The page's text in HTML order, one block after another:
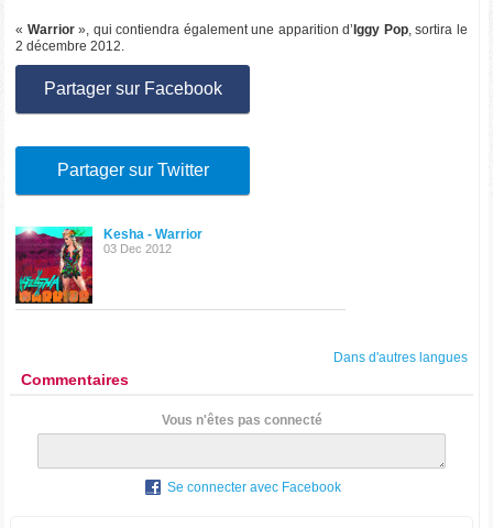
« Warrior», qui contiendra également une apparition d’ Iggy Pop, sortira le
2 décembre 2012.
Partager sur Facebook
Partager sur Twitter
Kesha - Warrior
03 Dec 2012
Dans d'autres langues
Commentaires
Vous n'êtes pas connecté
Se connecter avec Facebook